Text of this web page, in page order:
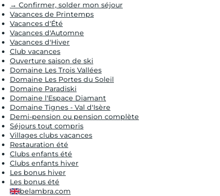
→ Confirmer, solder mon séjour
Vacances de Printemps
Vacances d'Été
Vacances d'Automne
Vacances d'Hiver
Club vacances
Ouverture saison de ski
Domaine Les Trois Vallées
Domaine Les Portes du Soleil
Domaine Paradiski
Domaine l'Espace Diamant
Domaine Tignes - Val d'Isère
Demi-pension ou pension complète
Séjours tout compris
Villages clubs vacances
Restauration été
Clubs enfants été
Clubs enfants hiver
Les bonus hiver
Les bonus été
belambra.com